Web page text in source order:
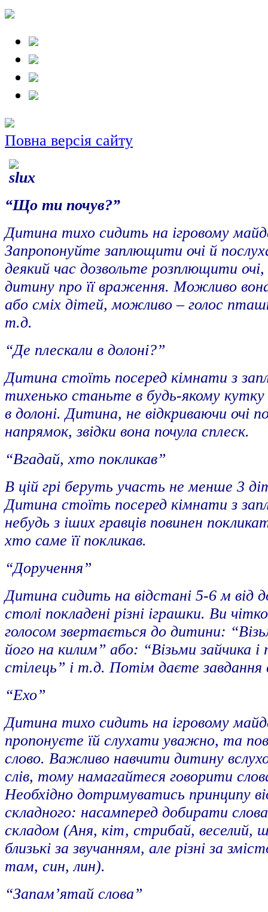
Повна версія сайту
“Що ти почув?”
Дитина тихо сидить на ігровому
Запропонуйте заплющити очі й
деякий час дозвольте розплющити
дитину про її враження. Можливо
або сміх дітей, можливо – голос
т.д.
“Де плескали в долоні?”
Дитина стоїть посеред кімнати з
тихенько станьте в будь-якому
в долоні. Дитина, не відкриваючи очі
напрямок, звідки вона почула сплеск.
“Вгадай, хто покликав”
В цій грі беруть участь не менше 3
Дитина стоїть посеред кімнати з
небудь з іших гравців повинен
хто саме її покликав.
“Доручення”
Дитина сидить на відстані 5-6 м від
столі покладені різні іграшки. Ви
голосом звертається до дитини:
його на килим” або: “Візьми зайчика і
стілець” і т.д. Потім даєте
“Ехо”
Дитина тихо сидить на ігровому
пропонуєте їй слухати уважно, та
слово. Важливо навчити дитину
слів, тому намагайтеся говорити
Необхідно дотримуватись принципу
складного: насамперед добирати
складом (Аня, кіт, стрибай, веселий,
близькі за звучанням, але різні за
там, син, лин).
“Запам’ятай слова”